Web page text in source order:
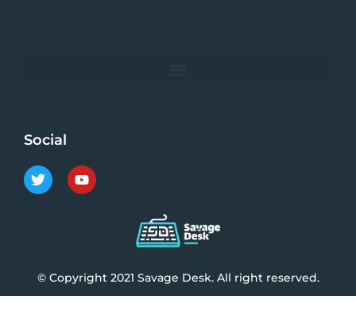
Social
T
w
Y
o
© Copyright 2021 Savage Desk. All right reserved.